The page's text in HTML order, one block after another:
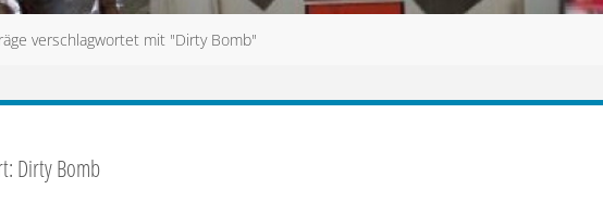
verschlagwortet mit "Dirty Bomb"
Dirty Bomb